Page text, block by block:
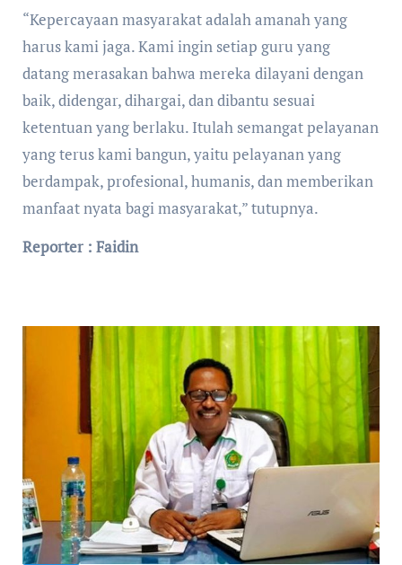
“Kepercayaan masyarakat adalah amanah yang
harus kami jaga. Kami ingin setiap guru yang
datang merasakan bahwa mereka dilayani dengan
baik, didengar, dihargai, dan dibantu sesuai
ketentuan yang berlaku. Itulah semangat pelayanan
yang terus kami bangun, yaitu pelayanan yang
berdampak, profesional, humanis, dan memberikan
manfaat nyata bagi masyarakat,” tutupnya.
Reporter : Faidin